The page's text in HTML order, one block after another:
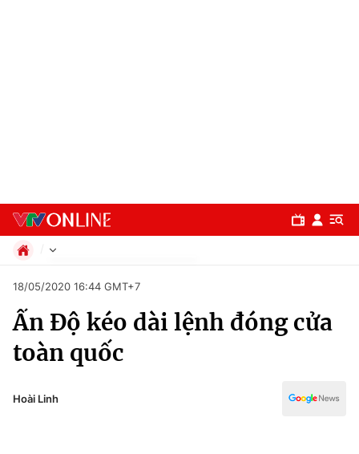
Chuyên mục
Chính trị
Xã hội
Pháp luật
Kinh tế
Thể thao
Văn hóa - Giải trí
18/05/2020 16:44 GMT+7
Ấn Độ kéo dài lệnh đóng cửa
toàn quốc
Hoài Linh